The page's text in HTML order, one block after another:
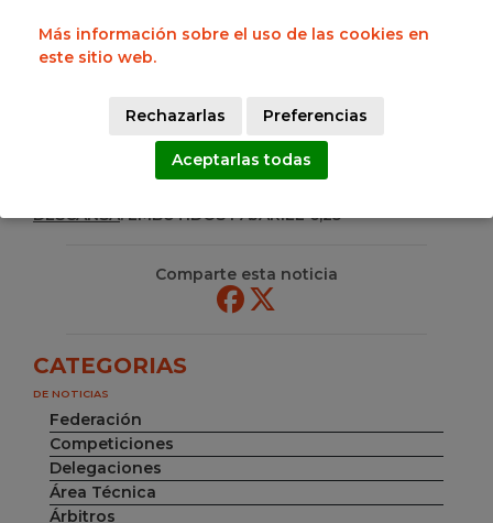
GIJON(Ver partido)
PELETEIRO HYUPERSA SANTIAGO
C.D.ART-CHIVO-ADBA-SANFER SAT SOLUCIONES
MARISTAS CORUÑA COMERCIAL GARMO
DESCANSA: EMBUTIDOS PAJARIEL 6,25
Comparte esta noticia
CATEGORIAS
DE NOTICIAS
Federación
Competiciones
Delegaciones
Área Técnica
Árbitros
Más información sobre el uso de las cookies en
este sitio web.
Rechazarlas Preferencias
Aceptarlas todas